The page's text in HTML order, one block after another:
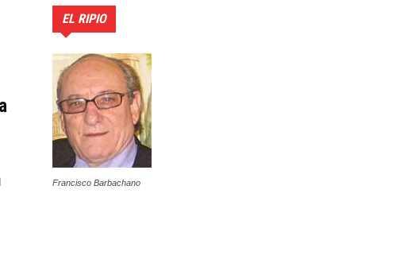
EL RIPIO
Francisco Barbachano